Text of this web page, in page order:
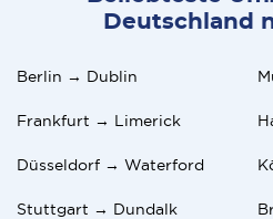
Deutschland
Berlin → Dublin
Frankfurt → Limerick
Düsseldorf → Waterford
Stuttgart → Dundalk